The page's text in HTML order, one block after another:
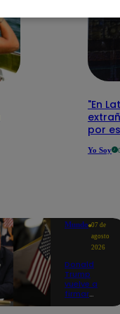
"En
por
Yo Soy
Mundo 07 de
agosto
2026
Donald
Trump
vuelve a
firmar